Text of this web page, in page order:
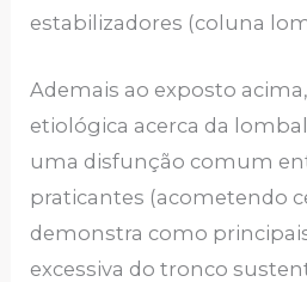
estabilizadores (coluna
Ademais ao exposto
etiológica acerca da
uma disfunção comum
praticantes (acometendo
demonstra como
excessiva do tronco